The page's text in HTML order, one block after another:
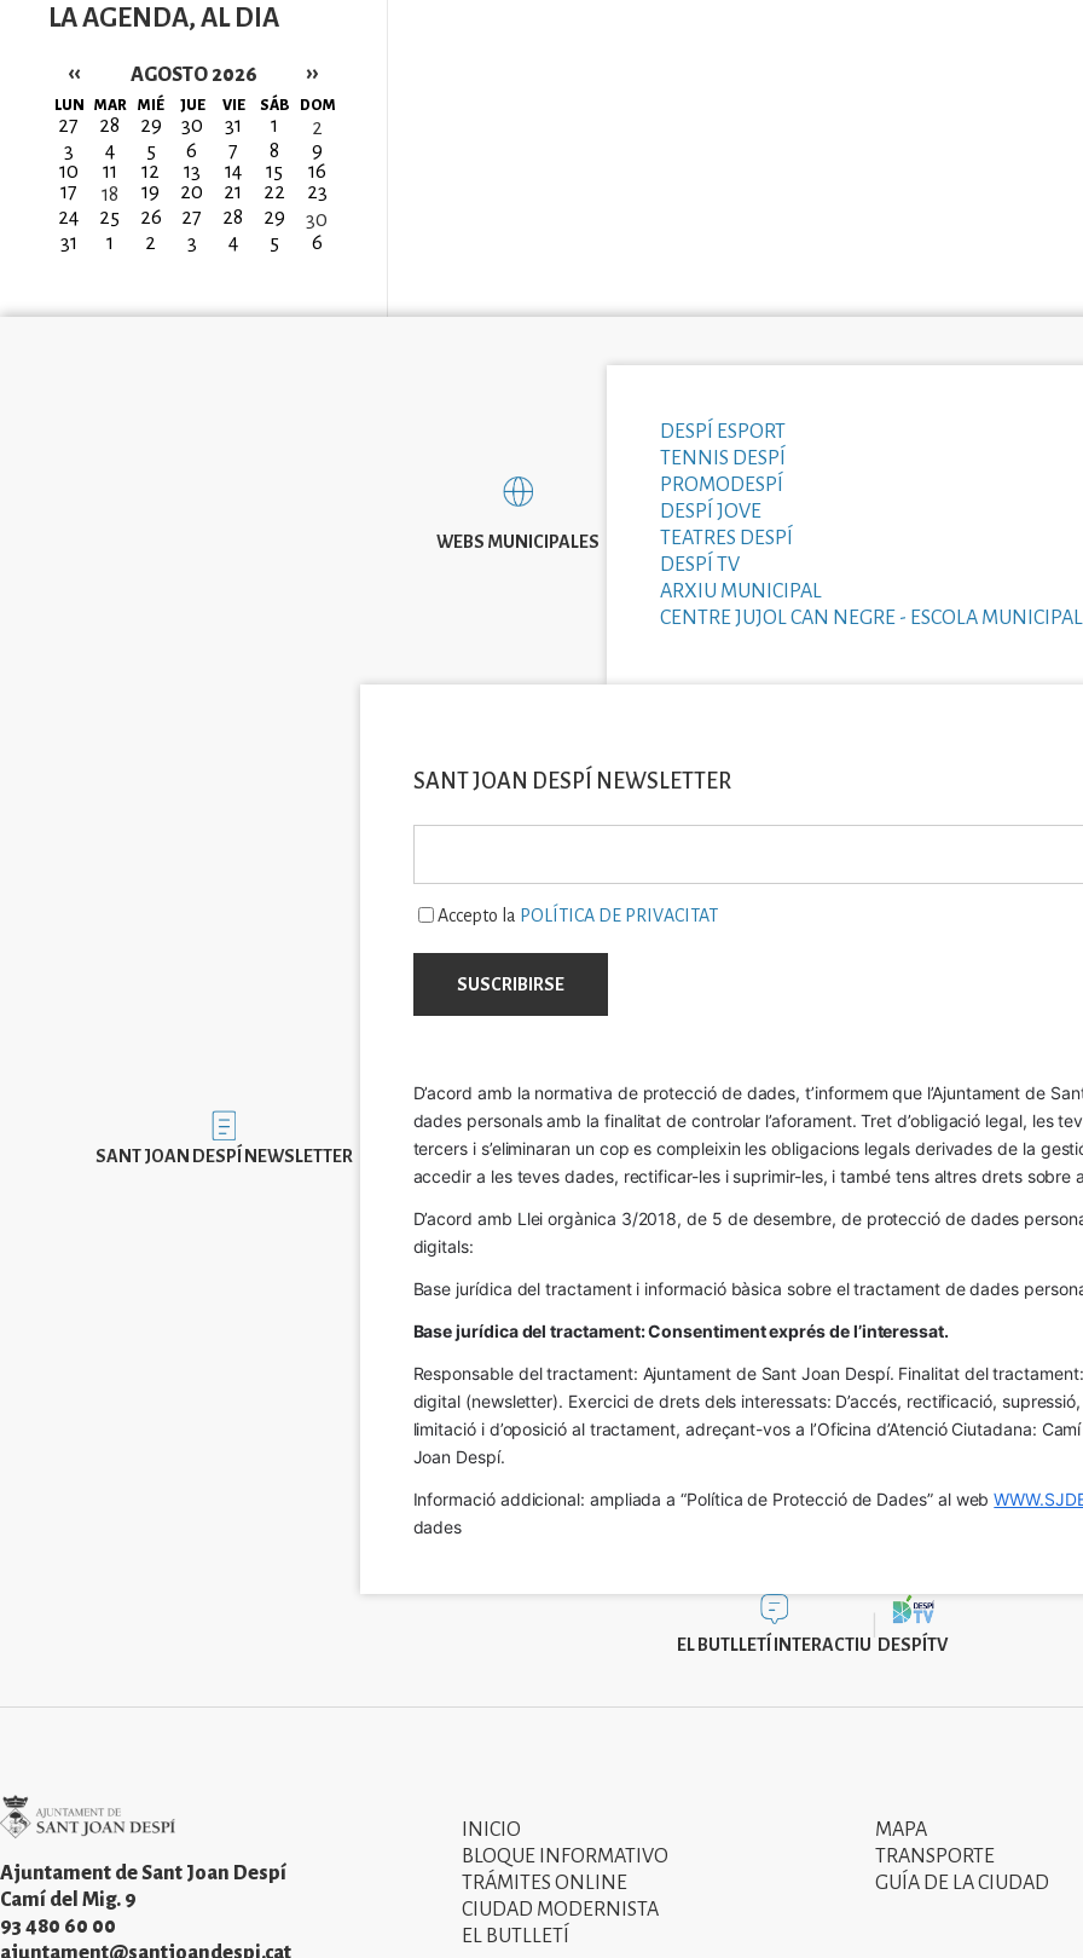
LA AGENDA, AL DIA
AGOSTO 2026
Paginación
‹‹ ››
LUN MAR MIÉ JUE VIE SÁB DOM
27 28 29 30 31 1
2
3
4 5 6 7 8
9
10
11 12 13 14 15
16
17
18 19 20 21 22
23
24
25 26 27 28 29
30
31
1 2 3 4 5 6
WEBS MUNICIPALES
DESPÍ ESPORT
TENNIS DESPÍ
PROMODESPÍ
DESPÍ JOVE
TEATRES DESPÍ
DESPÍ TV
ARXIU MUNICIPAL
CENTRE JUJOL CAN NEGRE - ESCOLA
Imatge
SANT JOAN DESPÍ NEWSLETTER
SANT JOAN DESPÍ NEWSLETTER
Accepto la POLÍTICA DE PRIVACITAT
D’acord amb la normativa de protecció de dades, t’informem que l’Ajuntament de
dades personals amb la finalitat de controlar l’aforament. Tret d’obligació legal, les
tercers i s’eliminaran un cop es compleixin les obligacions legals derivades de la
accedir a les teves dades, rectificar-les i suprimir-les, i també tens altres drets sobre
D’acord amb Llei orgànica 3/2018, de 5 de desembre, de protecció de dades
digitals:
Base jurídica del tractament i informació bàsica sobre el tractament de dades
Base jurídica del tractament: Consentiment exprés de l’interessat.
Responsable del tractament: Ajuntament de Sant Joan Despí. Finalitat del
digital (newsletter). Exercici de drets dels interessats: D’accés, rectificació,
limitació i d’oposició al tractament, adreçant-vos a l’Oficina d’Atenció Ciutadana:
Joan Despí.
Informació addicional: ampliada a “Política de Protecció de Dades” al web
dades
EL BUTLLETÍ INTERACTIU DESPÍTV
Imatge
Ajuntament de Sant Joan Despí
Camí del Mig. 9
93 480 60 00
ajuntament@santjoandespi.cat
Primer
menú
INICIO
BLOQUE INFORMATIVO
TRÁMITES ONLINE
CIUDAD MODERNISTA
EL BUTLLETÍ
Segon
menú
MAPA
TRANSPORTE
GUÍA DE LA CIUDAD